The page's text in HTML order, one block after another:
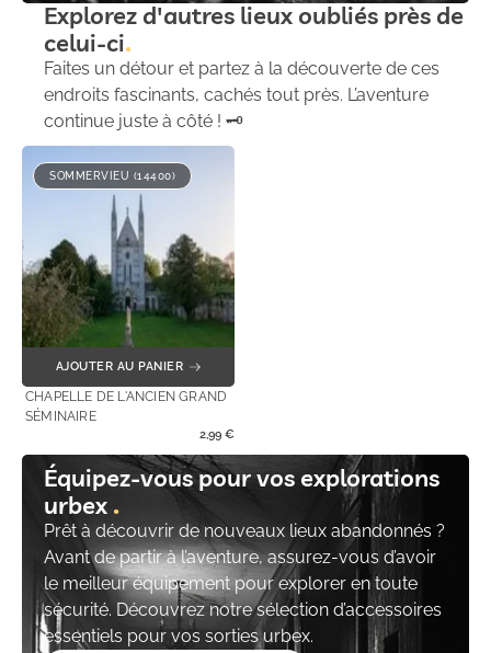
Explorez d'autres lieux oubliés près de
celui-ci
Faites un détour et partez à la découverte de ces
endroits fascinants, cachés tout près. L’aventure
continue juste à côté ! 🗝️
SOMMERVIEU (14400)
AJOUTER AU PANIER
CHAPELLE DE L'ANCIEN GRAND
SÉMINAIRE
2,99 €
Équipez-vous pour vos explorations
urbex
Prêt à découvrir de nouveaux lieux abandonnés ?
Avant de partir à l’aventure, assurez-vous d’avoir
le meilleur équipement pour explorer en toute
sécurité. Découvrez notre sélection d’accessoires
essentiels pour vos sorties urbex.